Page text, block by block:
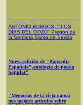
ANTONIO BURGOS: " LOS
DÍAS DEL GOZO" Pregón de
la Semana Santa de Sevilla
Nueva edición de "Rapsodia
Española",antología de poesía
popular"
"Memorias de la vieja dama:
mis mejores artículos sobre